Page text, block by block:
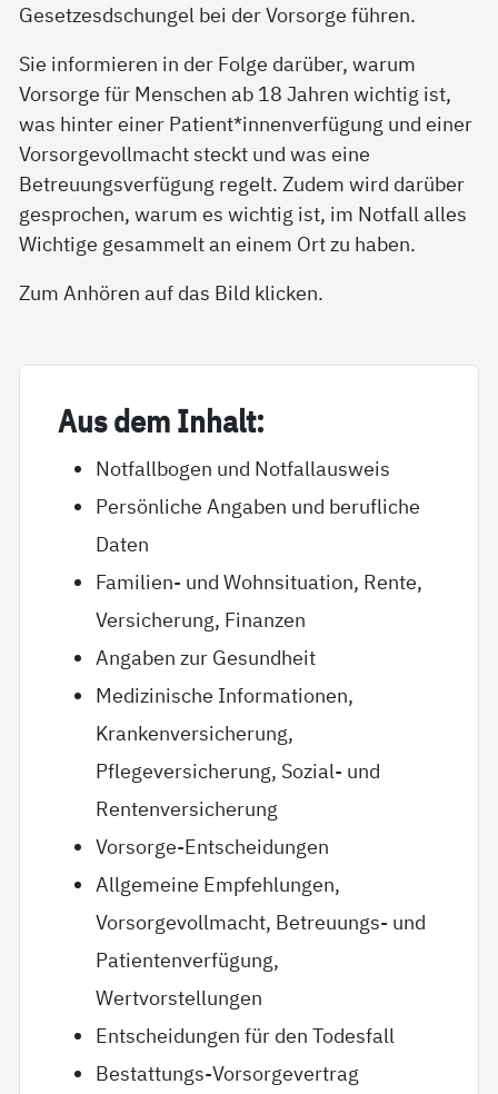
Gesetzesdschungel bei der Vorsorge führen.
Sie informieren in der Folge darüber, warum
Vorsorge für Menschen ab 18 Jahren wichtig ist,
was hinter einer Patient*innenverfügung und einer
Vorsorgevollmacht steckt und was eine
Betreuungsverfügung regelt. Zudem wird darüber
gesprochen, warum es wichtig ist, im Notfall alles
Wichtige gesammelt an einem Ort zu haben.
Zum Anhören auf das Bild klicken.
Aus dem In­halt:
Notfallbogen und Notfallausweis
Persönliche Angaben und berufliche
Daten
Familien- und Wohnsituation, Rente,
Versicherung, Finanzen
Angaben zur Gesundheit
Medizinische Informationen,
Krankenversicherung,
Pflegeversicherung, Sozial- und
Rentenversicherung
Vorsorge-Entscheidungen
Allgemeine Empfehlungen,
Vorsorgevollmacht, Betreuungs- und
Patientenverfügung,
Wertvorstellungen
Entscheidungen für den Todesfall
Bestattungs-Vorsorgevertrag